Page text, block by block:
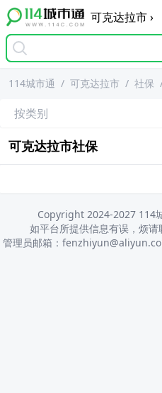
可克达拉市›
114城市通 / 可克达拉市 / 社保
按类别
可克达拉市社保
Copyright 2024-2027 114
如平台所提供信息有误，烦请
管理员邮箱：